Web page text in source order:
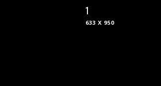
1
633 X 950